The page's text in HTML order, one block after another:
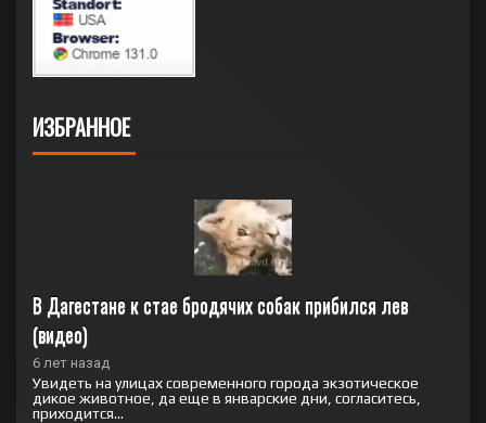
ИЗБРАННОЕ
В Дагестане к стае бродячих собак прибился лев
(видео)
6 лет назад
Увидеть на улицах современного города экзотическое
дикое животное, да еще в январские дни, согласитесь,
приходится...